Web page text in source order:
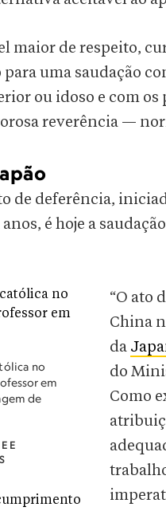
de respeito,
uma saudação
ou idoso e com os
reverência —
de deferência,
é hoje a
no
em
de
“O ato
China
da
do
Como